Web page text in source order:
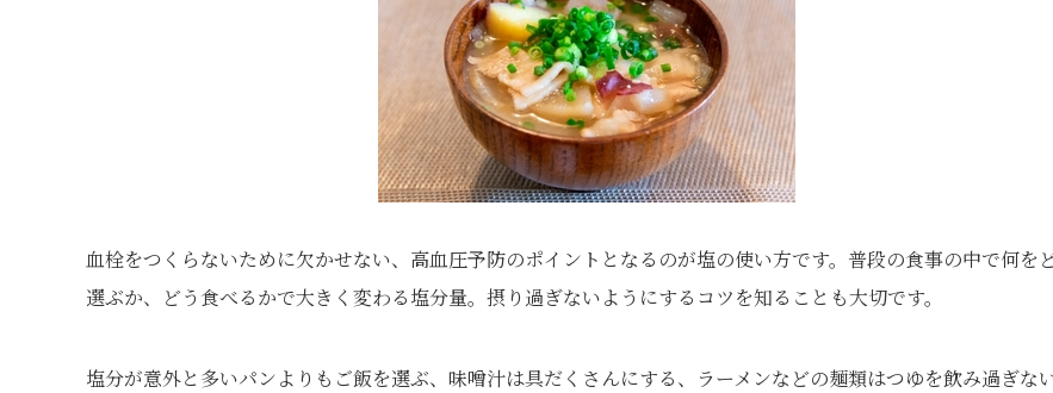
血栓をつくらないために欠かせない、高血圧予防のポイントとなるのが塩の使い方です。普段の食事の中で何を
選ぶか、どう食べるかで大きく変わる塩分量。摂り過ぎないようにするコツを知ることも大切です。
塩分が意外と多いパンよりもご飯を選ぶ、味噌汁は具だくさんにする、ラーメンなどの麺類はつゆを飲み過ぎない